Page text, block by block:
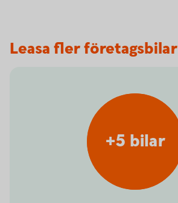
Leasa fler företagsbilar
+5 bilar